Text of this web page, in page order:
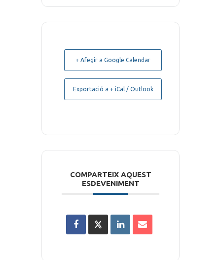
+ Afegir a Google Calendar
Exportació a + iCal / Outlook
COMPARTEIX AQUEST
ESDEVENIMENT